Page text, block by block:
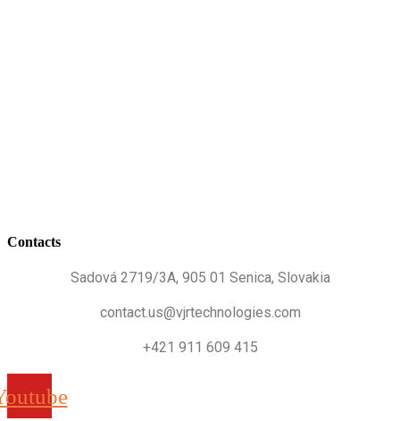
Contacts
Sadová 2719/3A, 905 01 Senica, Slovakia
contact.us@vjrtechnologies.com
+421 911 609 415